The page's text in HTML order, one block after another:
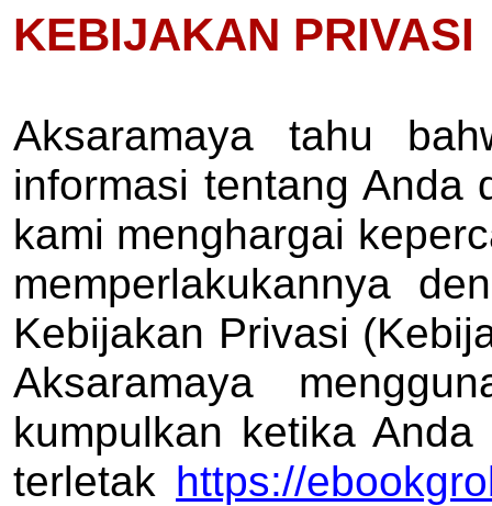
KEBIJAKAN PRIVASI
Aksaramaya tahu
informasi tentang Anda
kami menghargai
memperlakukannya
Kebijakan Privasi
Aksaramaya
kumpulkan ketika
terletak https://